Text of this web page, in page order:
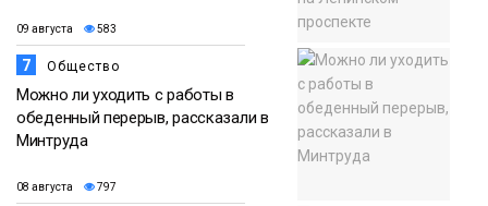
09 августа 583
7 Общество
Можно ли уходить с работы в
обеденный перерыв, рассказали в
Минтруда
08 августа 797